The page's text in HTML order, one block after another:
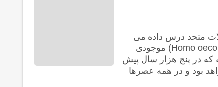
متحد درس داده می
شود، استوار بر یک فرض است: «انسان اقتصادی» (Homo oeconomicus) موجودی
که در پنج هزار سال پیش
بود و در همه عصرها